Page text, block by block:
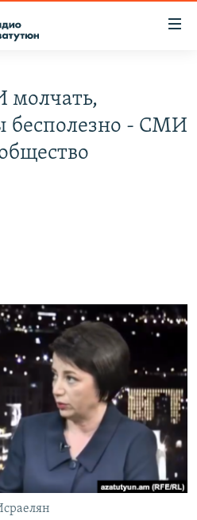
молчать,
бесполезно - СМИ